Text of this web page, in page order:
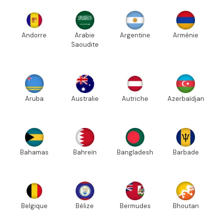
Andorre
Arabie
Saoudite
Argentine Arménie
Aruba Australie Autriche Azerbaïdjan
Bahamas Bahreïn Bangladesh Barbade
Belgique Bélize Bermudes Bhoutan